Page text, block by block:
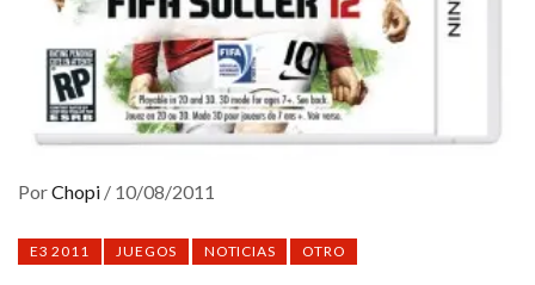
PorChopi / 10/08/2011
E3 2011 JUEGOS NOTICIAS OTRO